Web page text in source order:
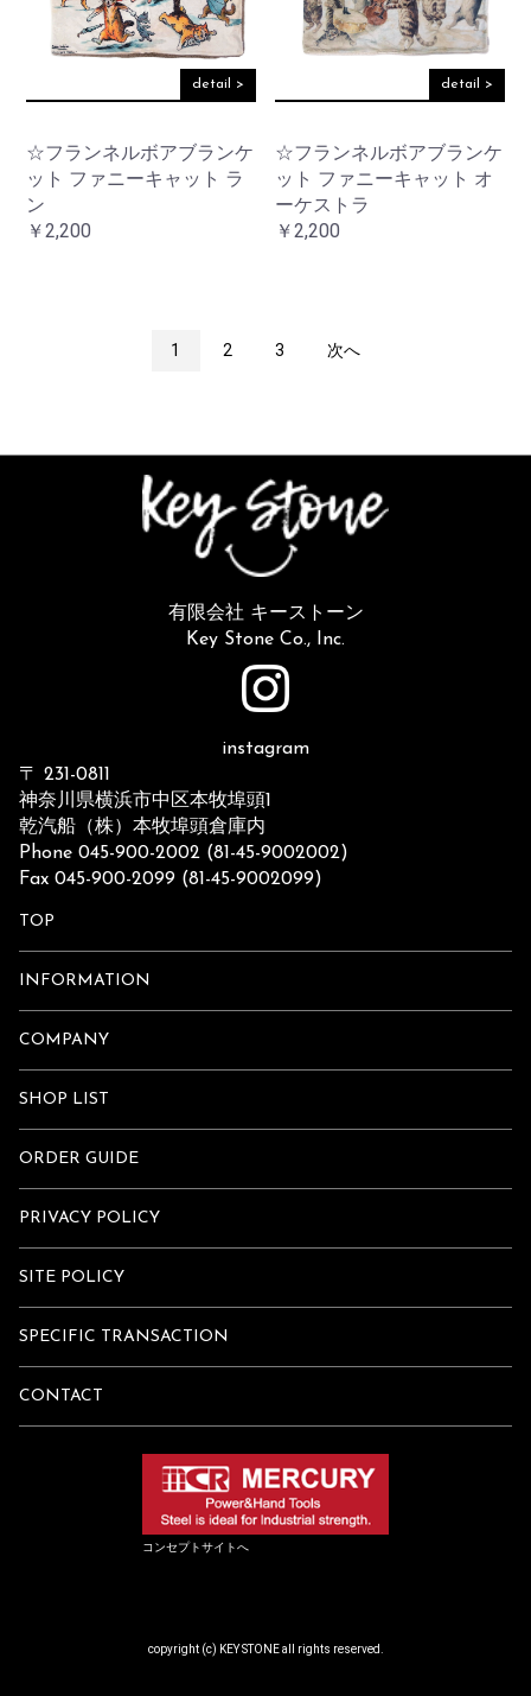
detail >
☆フランネルボアブランケ
ット ファニーキャット ラ
ン
￥2,200
detail >
☆フランネルボアブランケ
ット ファニーキャット オ
ーケストラ
￥2,200
1 2 3 次へ
有限会社 キーストーン
Key Stone Co., Inc.
instagram
〒 231-0811
神奈川県横浜市中区本牧埠頭1
乾汽船（株）本牧埠頭倉庫内
Phone 045-900-2002 (81-45-9002002)
Fax 045-900-2099 (81-45-9002099)
TOP
INFORMATION
COMPANY
SHOP LIST
ORDER GUIDE
PRIVACY POLICY
SITE POLICY
SPECIFIC TRANSACTION
CONTACT
コンセプトサイトへ
copyright (c) KEY STONE all rights reserved.